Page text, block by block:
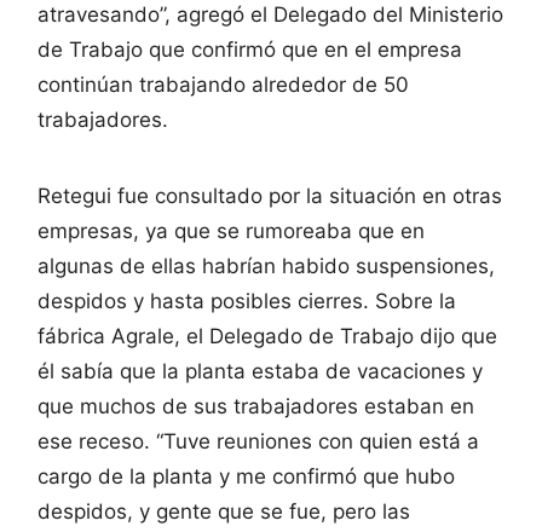
atravesando”, agregó el Delegado del Ministerio
de Trabajo que confirmó que en el empresa
continúan trabajando alrededor de 50
trabajadores.
Retegui fue consultado por la situación en otras
empresas, ya que se rumoreaba que en
algunas de ellas habrían habido suspensiones,
despidos y hasta posibles cierres. Sobre la
fábrica Agrale, el Delegado de Trabajo dijo que
él sabía que la planta estaba de vacaciones y
que muchos de sus trabajadores estaban en
ese receso. “Tuve reuniones con quien está a
cargo de la planta y me confirmó que hubo
despidos, y gente que se fue, pero las